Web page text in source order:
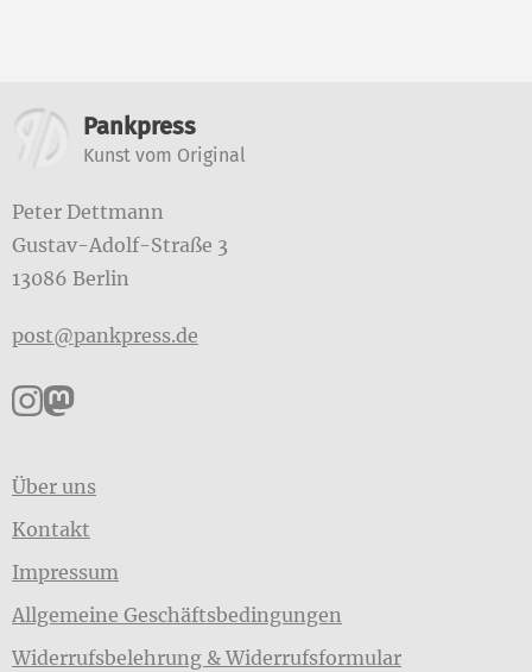
Weitere Informationen
Pankpress
Kunst vom Original
Peter Dettmann
Gustav-Adolf-Straße 3
13086 Berlin
post@pankpress.de
Pankpress auf Instagram
Pankpress auf Mastodon
Über uns
Kontakt
Impressum
Allgemeine Geschäftsbedingungen
Widerrufsbelehrung & Widerrufsformular